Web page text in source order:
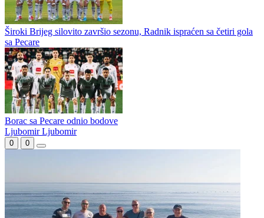
Bez pobjednika na Kupresu: Čelik i Široki Brijeg remizirali u
generalnoj provjeri
Romanijin Brazilac na probi u WWin ligi
Široki Brijeg i zvanično ostao bez golmana: Renato Josipović